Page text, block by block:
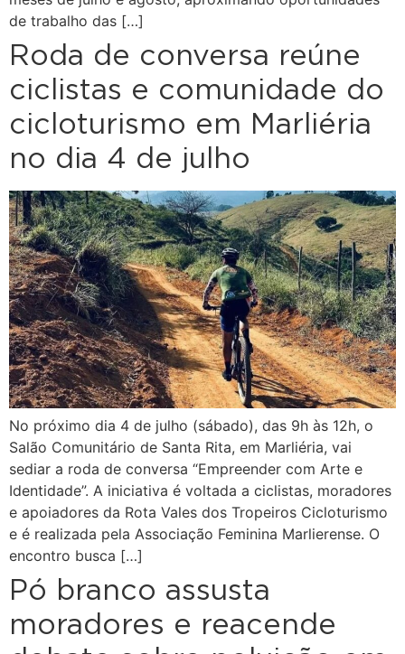
de trabalho das […]
Roda de conversa reúne
ciclistas e comunidade do
cicloturismo em Marliéria
no dia 4 de julho
No próximo dia 4 de julho (sábado), das 9h às 12h, o
Salão Comunitário de Santa Rita, em Marliéria, vai
sediar a roda de conversa “Empreender com Arte e
Identidade”. A iniciativa é voltada a ciclistas, moradores
e apoiadores da Rota Vales dos Tropeiros Cicloturismo
e é realizada pela Associação Feminina Marlierense. O
encontro busca […]
Pó branco assusta
moradores e reacende